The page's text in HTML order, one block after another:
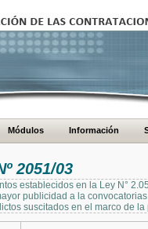
Módulos Información
2051/03
establecidos en la Ley N°
publicidad a la
suscitados en el marco de